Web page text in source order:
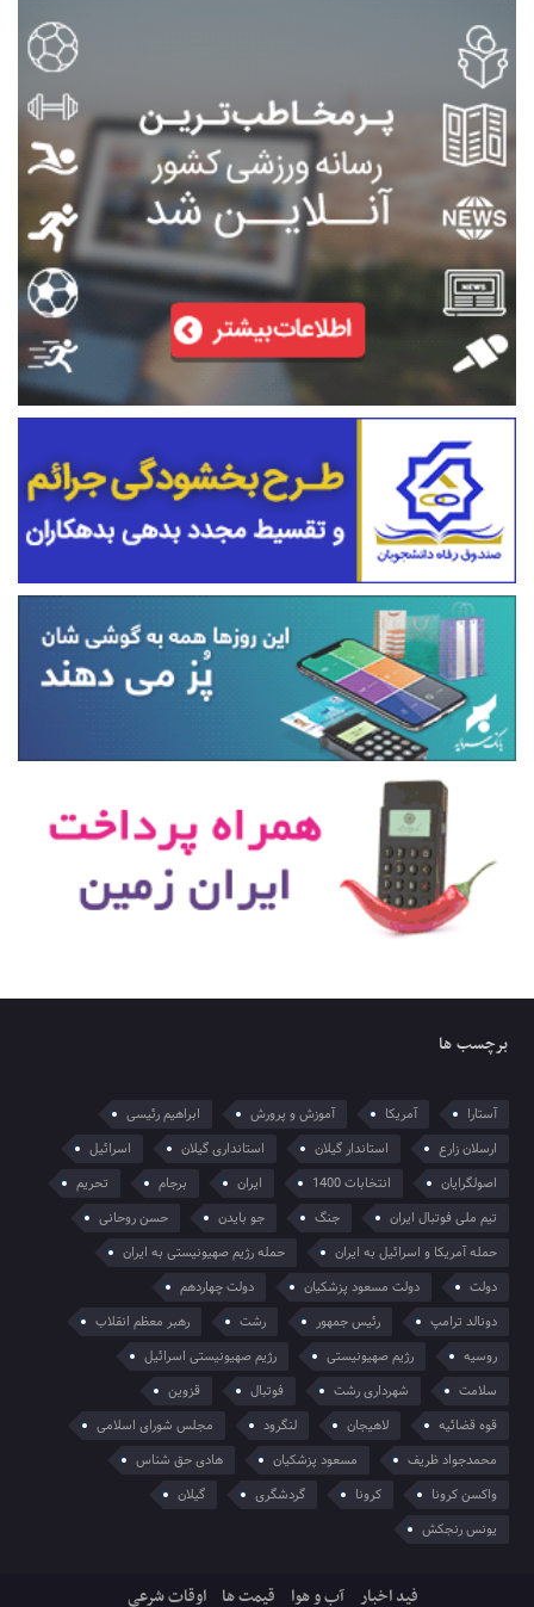
برچسب ها
آستارا آمریکا آموزش و پرورش
ابراهیم رئیسی
ارسلان زارع
استاندار گیلان استانداری گیلان
اسرائیل
اصولگرایان
انتخابات 1400 ایران برجام
تحریم
تیم ملی فوتبال ایران
جنگ جو بایدن
حسن روحانی
حمله آمریکا و اسرائیل به ایران
حمله رژیم صهیونیستی به ایران
دولت
دولت مسعود پزشکیان
دولت چهاردهم
دونالد ترامپ
رئیس جمهور رشت
رهبر معظم انقلاب
روسیه
رژیم صهیونیستی
رژیم صهیونیستی اسرائیل
سلامت
شهرداری رشت فوتبال
قزوین
قوه قضائیه
لاهیجان لنگرود
مجلس شورای اسلامی
محمدجواد ظریف
مسعود پزشکیان
هادی حق شناس
واکسن کرونا
کرونا گردشگری
گیلان
یونس رنجکش
فید اخبار آب و هوا قیمت ها اوقات شرعی